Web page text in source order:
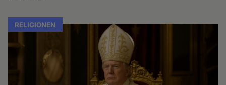
RELIGIONEN